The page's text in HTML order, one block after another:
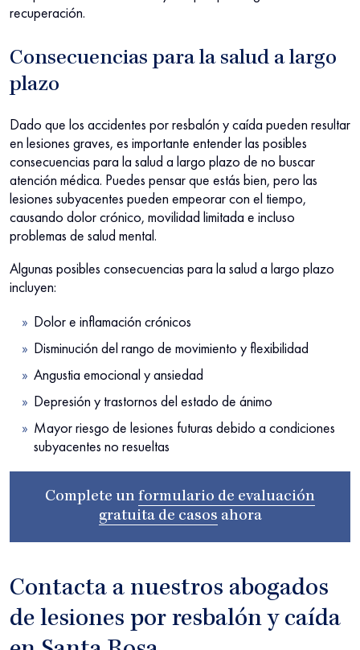
recuperación.
Consecuencias para la salud a largo
plazo
Dado que los accidentes por resbalón y caída pueden resultar
en lesiones graves, es importante entender las posibles
consecuencias para la salud a largo plazo de no buscar
atención médica. Puedes pensar que estás bien, pero las
lesiones subyacentes pueden empeorar con el tiempo,
causando dolor crónico, movilidad limitada e incluso
problemas de salud mental.
Algunas posibles consecuencias para la salud a largo plazo
incluyen:
Dolor e inflamación crónicos
Disminución del rango de movimiento y flexibilidad
Angustia emocional y ansiedad
Depresión y trastornos del estado de ánimo
Mayor riesgo de lesiones futuras debido a condiciones
subyacentes no resueltas
Complete un formulario de evaluación
gratuita de casos ahora
Contacta a nuestros abogados
de lesiones por resbalón y caída